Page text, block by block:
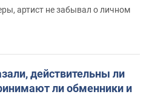
артист не забывал о личном
действительны ли
ли обменники и